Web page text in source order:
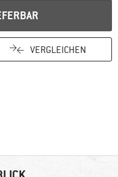
VERGLEICHEN
Infos hier! Öffnet